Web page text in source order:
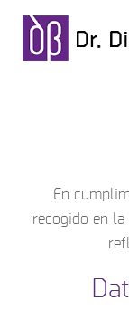
En
recogido en